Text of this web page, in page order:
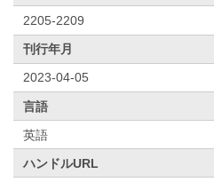
2205-2209
刊行年月
2023-04-05
言語
英語
ハンドルURL